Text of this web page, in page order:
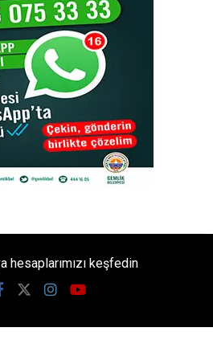
hesaplarımızı keşfedin